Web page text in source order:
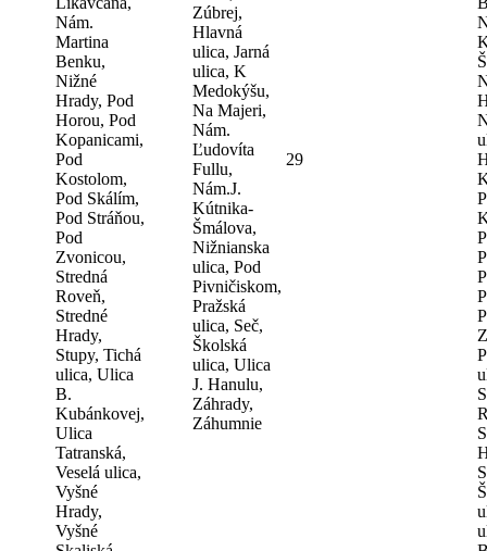
Nám.
Martina
Benku,
Nižné
Hrady, Pod
Horou, Pod
Kopanicami,
Pod
Kostolom,
Pod Skálím,
Pod Stráňou,
Pod
Zvonicou,
Stredná
Roveň,
Stredné
Hrady,
Stupy, Tichá
ulica, Ulica
B.
Kubánkovej,
Ulica
Tatranská,
Veselá ulica,
Vyšné
Hrady,
Vyšné
Zúbrej,
Hlavná
ulica, Jarná
ulica, K
Medokýšu,
Na Majeri,
Nám.
Ľudovíta
Fullu,
Nám.J.
Kútnika-
Šmálova,
Nižnianska
ulica, Pod
Pivničiskom,
Pražská
ulica, Seč,
Školská
ulica, Ulica
J. Hanulu,
Záhrady,
Záhumnie
29